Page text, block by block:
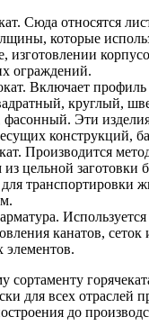
Сюда относятся
которые
изготовлении
ограждений.
Включает профиль
круглый,
фасонный. Эти
конструкций,
Производится
цельной заготовки
транспортировки
канатов, сеток
элементов.
сортаменту
для всех
до